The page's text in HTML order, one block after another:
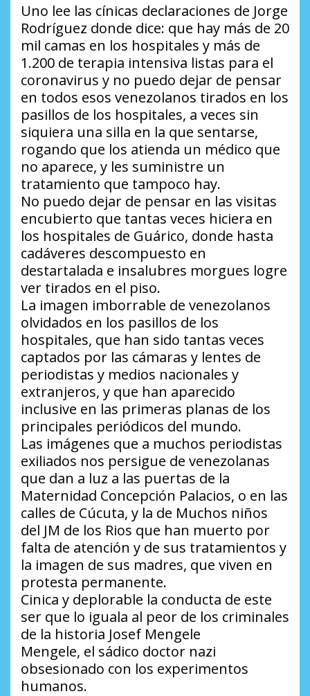
Uno lee las cínicas declaraciones de Jorge
Rodríguez donde dice: que hay más de 20
mil camas en los hospitales y más de
1.200 de terapia intensiva listas para el
coronavirus y no puedo dejar de pensar
en todos esos venezolanos tirados en los
pasillos de los hospitales, a veces sin
siquiera una silla en la que sentarse,
rogando que los atienda un médico que
no aparece, y les suministre un
tratamiento que tampoco hay.
No puedo dejar de pensar en las visitas
encubierto que tantas veces hiciera en
los hospitales de Guárico, donde hasta
cadáveres descompuesto en
destartalada e insalubres morgues logre
ver tirados en el piso.
La imagen imborrable de venezolanos
olvidados en los pasillos de los
hospitales, que han sido tantas veces
captados por las cámaras y lentes de
periodistas y medios nacionales y
extranjeros, y que han aparecido
inclusive en las primeras planas de los
principales periódicos del mundo.
Las imágenes que a muchos periodistas
exiliados nos persigue de venezolanas
que dan a luz a las puertas de la
Maternidad Concepción Palacios, o en las
calles de Cúcuta, y la de Muchos niños
del JM de los Rios que han muerto por
falta de atención y de sus tratamientos y
la imagen de sus madres, que viven en
protesta permanente.
Cinica y deplorable la conducta de este
ser que lo iguala al peor de los criminales
de la historia Josef Mengele
Mengele, el sádico doctor nazi
obsesionado con los experimentos
humanos.